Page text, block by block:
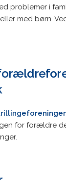
problemer i
med børn.
for forældre